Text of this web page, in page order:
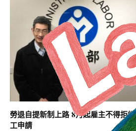
勞退自提新制上路 8月起雇主不得拒
工申請